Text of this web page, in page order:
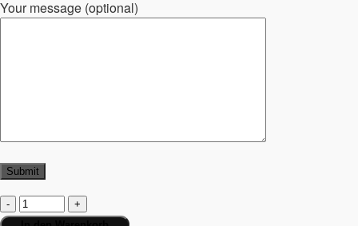
Your message (optional)
Female
Scarlet